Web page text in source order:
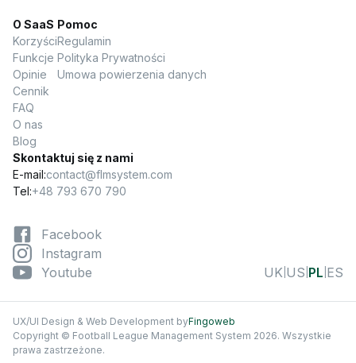
O SaaS
Korzyści
Funkcje
Opinie
Cennik
FAQ
O nas
Blog
Pomoc
Regulamin
Polityka Prywatności
Umowa powierzenia danych
Skontaktuj się z nami
E-mail:contact@flmsystem.com
Tel:+48 793 670 790
UK US PL ES
Facebook
Instagram
Youtube
UX/UI Design & Web Development byFingoweb
Copyright © Football League Management System 2026. Wszystkie
prawa zastrzeżone.